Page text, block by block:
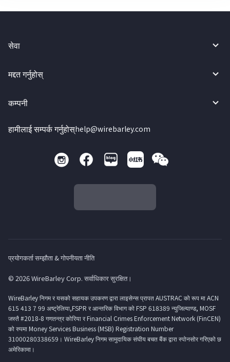
सेवा
मद्दत गर्नुहोस्
कम्पनी
हामीलाई सम्पर्क गर्नुहोस्help@wirebarley.com
प्रयोगकर्ता सम्झौता & गोपनीयता नीति
© 2026 WireBarley Corp. सर्वाधिकार सुरक्षित।
WireBarley निगम र यसको सहायक उपकरण द्वारा लाइसेन्स प्रापत AUSTRAC को रूप मा ACN
615 413 7 99 अष्ट्रेलिया,FSPR र आन्तरिक विभाग को FSP 618389 न्युजिल्याण्ड, MOSF
जस्तै #2018-8 गणतन्त्र कोरिया र Financial Crimes Enforcement Network (FinCEN)
को रुपमा Money Services Business (MSB) Registration Number
31000280338659। WireBarley निगम सामुदायिक संघीय बचत बैंक द्वारा स्पोनसोर गरिएको छ
अमेरिकामा।